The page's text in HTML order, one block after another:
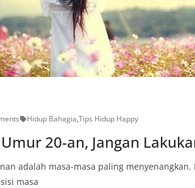
Hidup Bahagia,Tips Hidup Happy
20-an, Jangan
adalah masa-masa paling
masa